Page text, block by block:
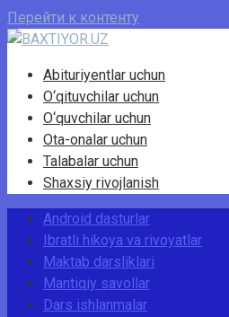
Перейти к контенту
Abituriyentlar uchun
O‘qituvchilar uchun
O‘quvchilar uchun
Ota-onalar uchun
Talabalar uchun
Shaxsiy rivojlanish
Android dasturlar
Ibratli hikoya va rivoyatlar
Maktab darsliklari
Mantiqiy savollar
Dars ishlanmalar